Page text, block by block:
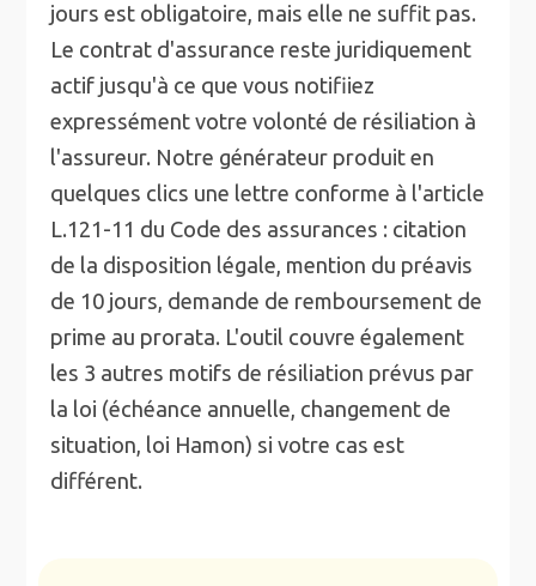
jours est obligatoire, mais elle ne suffit pas.
Le contrat d'assurance reste juridiquement
actif jusqu'à ce que vous notifiiez
expressément votre volonté de résiliation à
l'assureur. Notre générateur produit en
quelques clics une lettre conforme à l'article
L.121-11 du Code des assurances : citation
de la disposition légale, mention du préavis
de 10 jours, demande de remboursement de
prime au prorata. L'outil couvre également
les 3 autres motifs de résiliation prévus par
la loi (échéance annuelle, changement de
situation, loi Hamon) si votre cas est
différent.